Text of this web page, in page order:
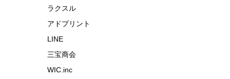
ラクスル
アドプリント
LINE
三宝商会
WIC.inc